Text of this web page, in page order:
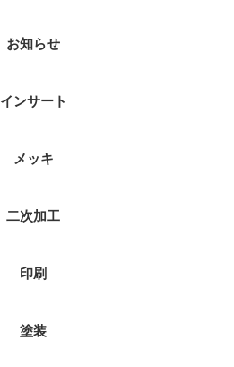
お知らせ
インサート
メッキ
二次加工
印刷
塗装